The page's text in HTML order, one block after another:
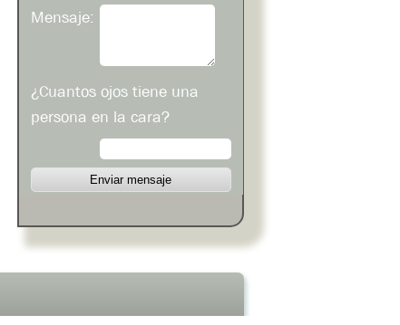
Mensaje:
¿Cuantos ojos tiene una
persona en la cara?